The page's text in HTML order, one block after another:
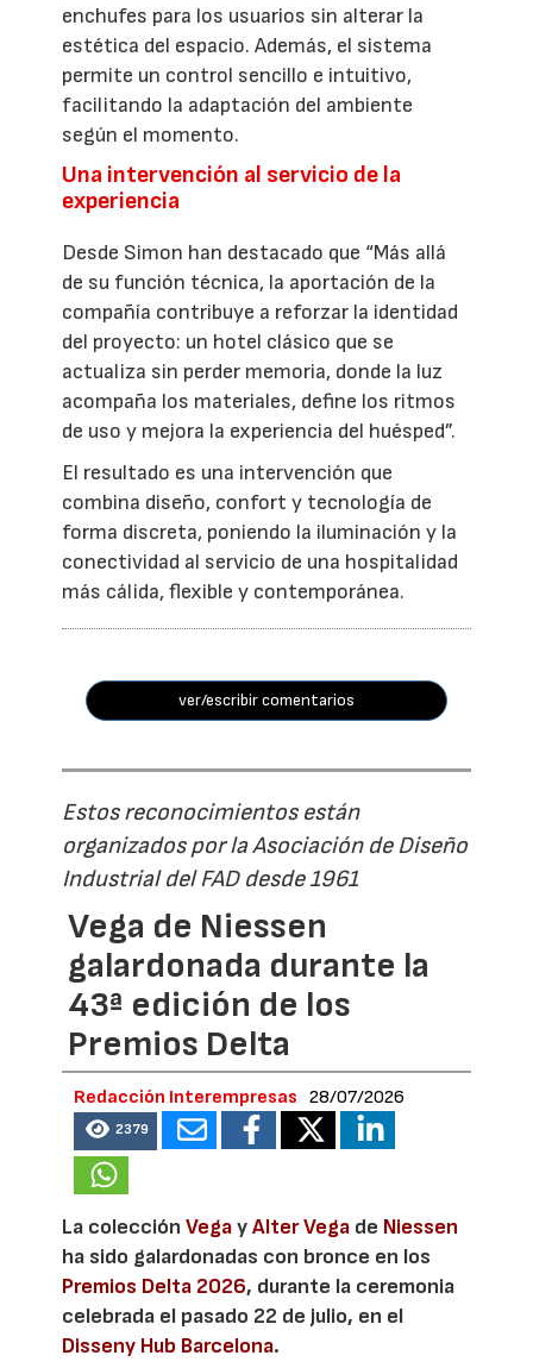
enchufes para los usuarios sin alterar la
estética del espacio. Además, el sistema
permite un control sencillo e intuitivo,
facilitando la adaptación del ambiente
según el momento.
Una intervención al servicio de la
experiencia
Desde Simon han destacado que “Más allá
de su función técnica, la aportación de la
compañía contribuye a reforzar la identidad
del proyecto: un hotel clásico que se
actualiza sin perder memoria, donde la luz
acompaña los materiales, define los ritmos
de uso y mejora la experiencia del huésped”.
El resultado es una intervención que
combina diseño, confort y tecnología de
forma discreta, poniendo la iluminación y la
conectividad al servicio de una hospitalidad
más cálida, flexible y contemporánea.
ver/escribir comentarios
Estos reconocimientos están
organizados por la Asociación de Diseño
Industrial del FAD desde 1961
Vega de Niessen
galardonada durante la
43ª edición de los
Premios Delta
Redacción Interempresas 28/07/2026
2379
La colecciónVegayAlter Vega de Niessen
ha sido galardonadas con bronce en los
Premios Delta 2026, durante la ceremonia
celebrada el pasado 22 de julio, en el
Disseny Hub Barcelona.